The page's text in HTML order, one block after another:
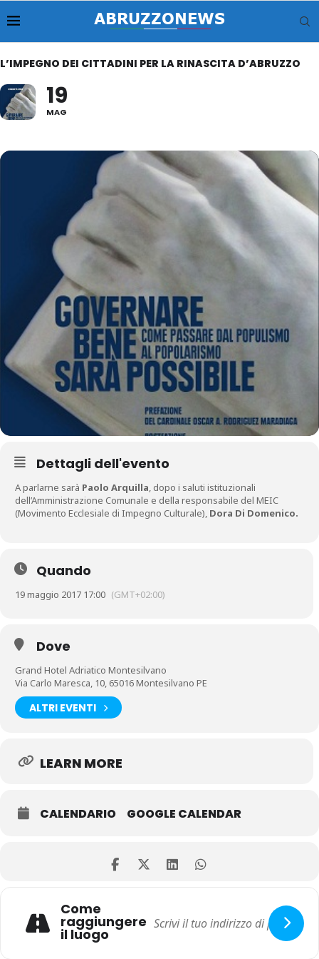
L’IMPEGNO DEI CITTADINI PER LA RINASCITA D’ABRUZZO
19
MAG
Dettagli dell'evento
A parlarne sarà Paolo Arquilla, dopo i saluti istituzionali
dell’Amministrazione Comunale e della responsabile del MEIC
(Movimento Ecclesiale di Impegno Culturale), Dora Di Domenico.
Quando
19 maggio 2017 17:00 (GMT+02:00)
Dove
Grand Hotel Adriatico Montesilvano
Via Carlo Maresca, 10, 65016 Montesilvano PE
ALTRI EVENTI
LEARN MORE
CALENDARIO GOOGLE CALENDAR
Come
raggiungere
il luogo